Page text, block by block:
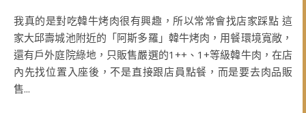
我真的是對吃韓牛烤肉很有興趣，所以常常會找店家踩點 這
家大邱壽城池附近的「阿斯多羅」韓牛烤肉，用餐環境寬敞，
還有戶外庭院綠地，只販售嚴選的1++、1+等級韓牛肉，在店
內先找位置入座後，不是直接跟店員點餐，而是要去肉品販
售...